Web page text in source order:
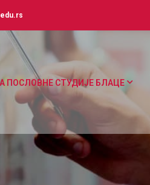
ПОСЛОВНЕ СТУДИЈЕ БЛАЦЕ